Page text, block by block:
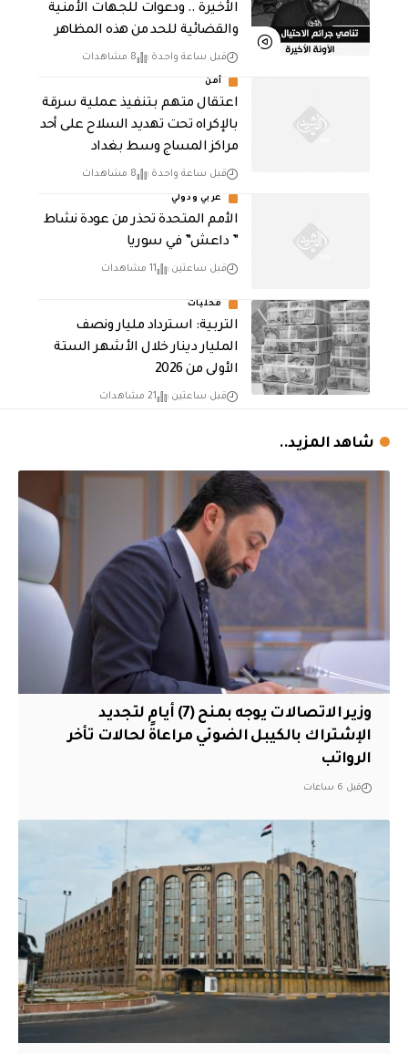
الأخيرة .. ودعوات للجهات الأمنية
والقضائية للحد من هذه المظاهر
قبل ساعة واحدة 8 مشاهدات
أمن
اعتقال متهم بتنفيذ عملية سرقة
بالإكراه تحت تهديد السلاح على أحد
مراكز المساج وسط بغداد
قبل ساعة واحدة 8 مشاهدات
عربي ودولي
الأمم المتحدة تحذر من عودة نشاط
” داعش” في سوريا
قبل ساعتين 11 مشاهدات
محليات
التربية: استرداد مليار ونصف
المليار دينار خلال الأشهر الستة
الأولى من 2026
قبل ساعتين 21 مشاهدات
شاهد المزيد..
وزير الاتصالات يوجه بمنح (7) أيام لتجديد
الإشتراك بالكيبل الضوئي مراعاةً لحالات تأخر
الرواتب
قبل 6 ساعات